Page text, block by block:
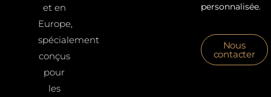
et en
Europe,
spécialement
conçus
pour
les
personnalisée.
Nous
contacter